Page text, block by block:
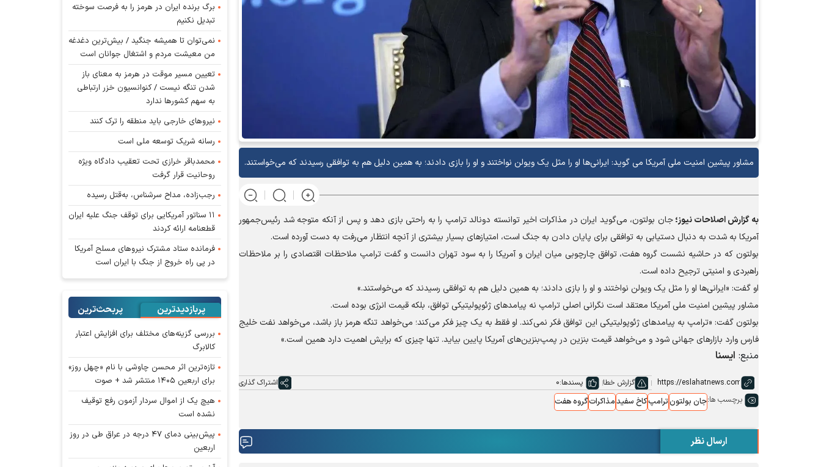
مشاور پیشین امنیت ملی آمریکا می گوید: ایرانی‌ها او را مثل یک ویولن نواختند و او را بازی دادند؛ به همین دلیل هم به توافقی رسیدند که می‌خواستند.
به گزارشاصلاحات نیوز؛جان بولتون، می‌گوید ایران در مذاکرات اخیر توانسته دونالد ترامپ را به راحتی بازی دهد و پس از آنکه متوجه شد رئیس‌جمهور
آمریکا به شدت به دنبال دستیابی به توافقی برای پایان دادن به جنگ است، امتیاز‌های بسیار بیشتری از آنچه انتظار می‌رفت به دست آورده است.
بولتون که در حاشیه نشست گروه هفت، توافق چارچوبی میان ایران و آمریکا را به سود تهران دانست و گفت ترامپ ملاحظات اقتصادی را بر ملاحظات
راهبردی و امنیتی ترجیح داده است.
او گفت: «ایرانی‌ها او را مثل یک ویولن نواختند و او را بازی دادند؛ به همین دلیل هم به توافقی رسیدند که می‌خواستند.»
مشاور پیشین امنیت ملی آمریکا معتقد است نگرانی اصلی ترامپ نه پیامد‌های ژئوپولیتیکی توافق، بلکه قیمت انرژی بوده است.
بولتون گفت: «ترامپ به پیامد‌های ژئوپولیتیکی این توافق فکر نمی‌کند. او فقط به یک چیز فکر می‌کند؛ می‌خواهد تنگه هرمز باز باشد، می‌خواهد نفت خلیج
فارس وارد بازار‌های جهانی شود و می‌خواهد قیمت بنزین در پمپ‌بنزین‌های آمریکا پایین بیاید. تنها چیزی که برایش اهمیت دارد همین است.»
منبع: ایسنا
گزارش خطا پسندها:0 اشتراک گذاری
برچسب ها:جان بولتونترامپکاخ سفیدمذاکراتگروه هفت
ارسال نظر
برگ برنده ایران در هرمز را به فرصت سوخته
تبدیل نکنیم
نمی‌توان تا همیشه جنگید / بیش‌ترین دغدغه
من معیشت مردم و اشتغال جوانان است
تعیین مسیر موقت در هرمز به معنای باز
شدن تنگه نیست / کنوانسیون خزر ارتباطی
به سهم کشورها ندارد
نیروهای خارجی باید منطقه را ترک کنند
رسانه شریک توسعه ملی است
محمدباقر خرازی تحت تعقیب دادگاه ویژه
روحانیت قرار گرفت
رجب‌زاده، مداح سرشناس، به‌قتل رسیده
۱۱ سناتور آمریکایی برای توقف جنگ علیه ایران
قطعنامه ارائه کردند
فرمانده ستاد مشترک نیروهای مسلح آمریکا
در پی راه خروج از جنگ با ایران است
پربازدیدترین پربحث‌ترین‌
بررسی گزینه‌های مختلف برای افزایش اعتبار
کالابرگ
تازه‌ترین اثر محسن چاوشی با نام «چهل روز»
برای اربعین ۱۴۰۵ منتشر شد + صوت
هیچ یک از اموال سردار آزمون رفع توقیف
نشده است
پیش‌بینی دمای ۴۷ درجه در عراق طی در روز
اربعین